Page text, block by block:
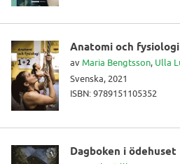
Anatomi och
av Maria Bengtsson, Ulla
Svenska, 2021
ISBN: 9789151105352
Dagboken i ödehuset